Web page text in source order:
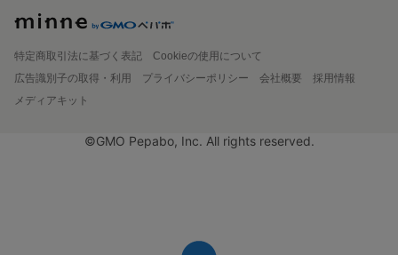
特定商取引法に基づく表記
Cookieの使用について
広告識別子の取得・利用
プライバシーポリシー 会社概要
採用情報
メディアキット
©GMO Pepabo, Inc. All rights reserved.